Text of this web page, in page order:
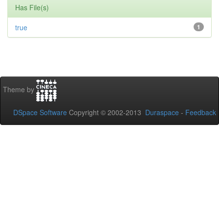
Has File(s)
1
true
Theme by
DSpace Software Copyright © 2002-2013 Duraspace - Feedback